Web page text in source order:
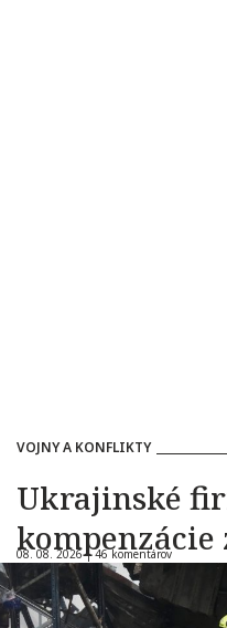
VOJNY A KONFLIKTY
Ukrajinské
08. 08. 2026 |46 komentárov